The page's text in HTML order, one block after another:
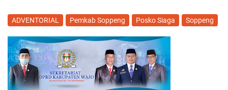
ADVENTORIAL Pemkab Soppeng Posko Siaga Soppeng